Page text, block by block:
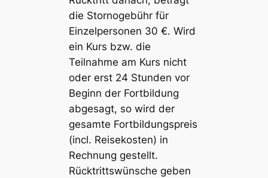
die Stornogebühr für
Einzelpersonen 30 €. Wird
ein Kurs bzw. die
Teilnahme am Kurs nicht
oder erst 24 Stunden vor
Beginn der Fortbildung
abgesagt, so wird der
gesamte Fortbildungspreis
(incl. Reisekosten) in
Rechnung gestellt.
Rücktrittswünsche geben